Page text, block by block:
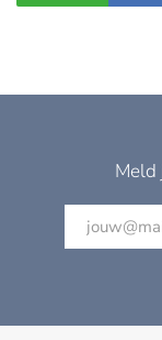
Meld